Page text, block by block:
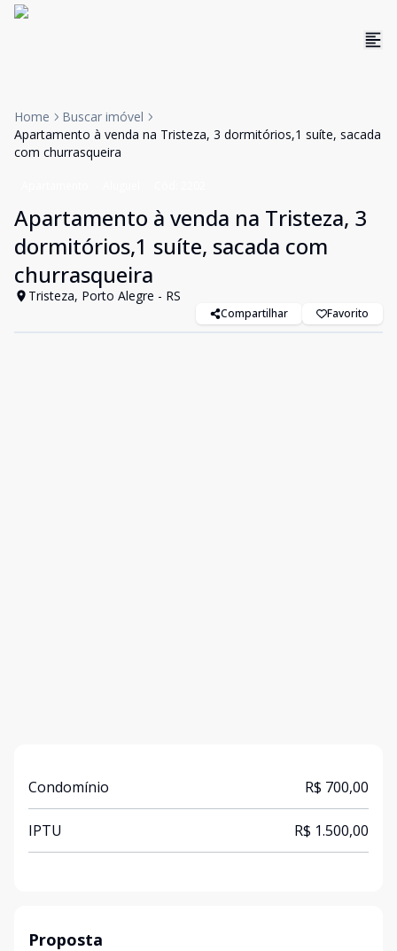
Home
Buscar imóvel
Apartamento à venda na Tristeza, 3 dormitórios,1 suíte, sacada
com churrasqueira
Apartamento à venda na Tristeza, 3
dormitórios,1 suíte, sacada com
churrasqueira
Tristeza, Porto Alegre - RS
Compartilhar Favorito
Condomínio R$ 700,00
IPTU R$ 1.500,00
Proposta